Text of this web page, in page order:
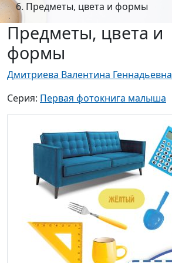
Предметы, цвета и формы
Предметы, цвета и
формы
Дмитриева Валентина Геннадьевна
Серия: Первая фотокнига малыша